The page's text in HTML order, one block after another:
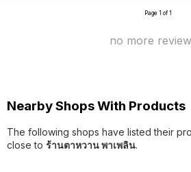
Page 1 of 1
no more
Nearby Shops With Products
The following shops have listed their
close to ร้านตาหวาน พาเพลิน.